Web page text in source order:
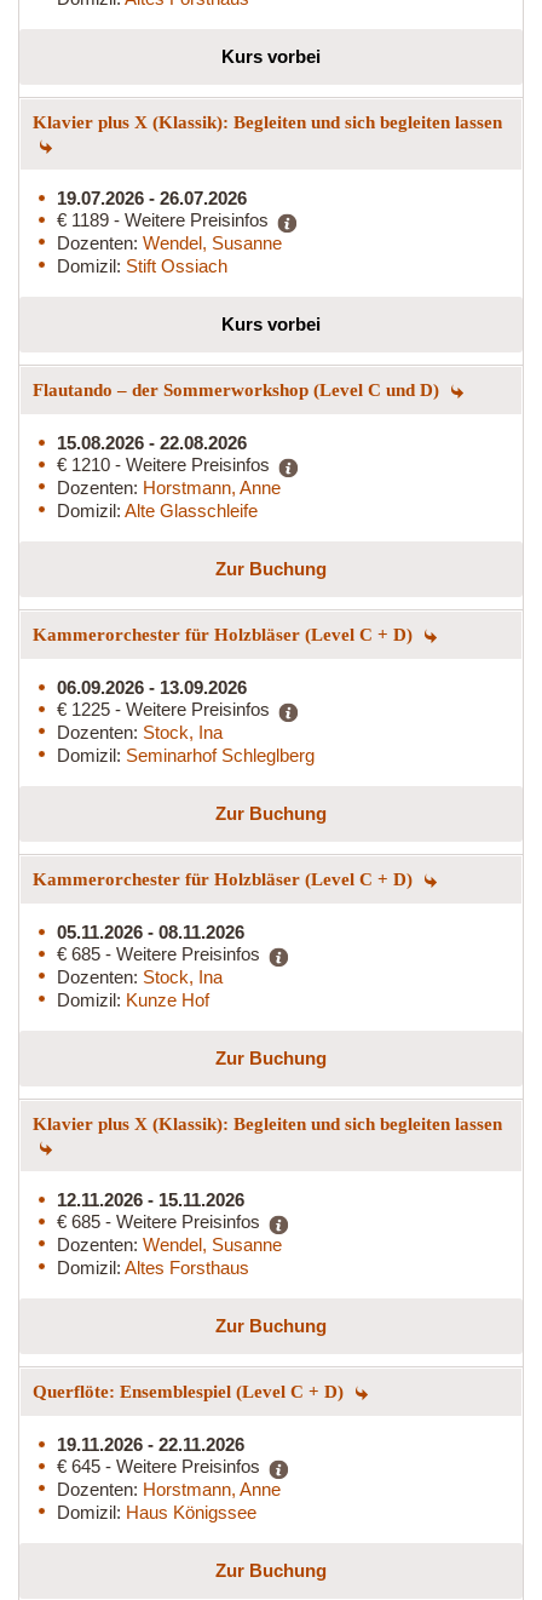
Kurs vorbei
Klavier plus X (Klassik): Begleiten und sich begleiten lassen
19.07.2026 - 26.07.2026
€ 1189 - Weitere Preisinfos
Dozenten: Wendel, Susanne
Domizil: Stift Ossiach
Kurs vorbei
Flautando – der Sommerworkshop (Level C und D)
15.08.2026 - 22.08.2026
€ 1210 - Weitere Preisinfos
Dozenten: Horstmann, Anne
Domizil: Alte Glasschleife
Zur Buchung
Kammerorchester für Holzbläser (Level C + D)
06.09.2026 - 13.09.2026
€ 1225 - Weitere Preisinfos
Dozenten: Stock, Ina
Domizil: Seminarhof Schleglberg
Zur Buchung
Kammerorchester für Holzbläser (Level C + D)
05.11.2026 - 08.11.2026
€ 685 - Weitere Preisinfos
Dozenten: Stock, Ina
Domizil: Kunze Hof
Zur Buchung
Klavier plus X (Klassik): Begleiten und sich begleiten lassen
12.11.2026 - 15.11.2026
€ 685 - Weitere Preisinfos
Dozenten: Wendel, Susanne
Domizil: Altes Forsthaus
Zur Buchung
Querflöte: Ensemblespiel (Level C + D)
19.11.2026 - 22.11.2026
€ 645 - Weitere Preisinfos
Dozenten: Horstmann, Anne
Domizil: Haus Königssee
Zur Buchung